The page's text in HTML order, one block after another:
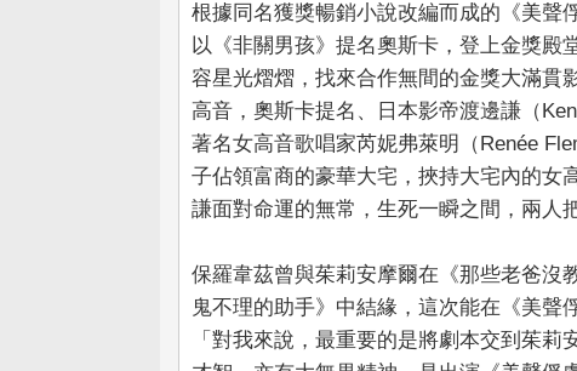
根據同名獲獎暢銷小說改編而成的《美聲
以《非關男孩》提名奧斯卡，登上金獎殿
容星光熠熠，找來合作無間的金獎大滿貫
高音，奧斯卡提名、日本影帝渡邊謙（
著名女高音歌唱家芮妮弗萊明（Renée
子佔領富商的豪華大宅，挾持大宅內的女
謙面對命運的無常，生死一瞬之間，兩人
保羅韋茲曾與茱莉安摩爾在《那些老爸沒
鬼不理的助手》中結緣，這次能在《美聲
「對我來說，最重要的是將劇本交到茱